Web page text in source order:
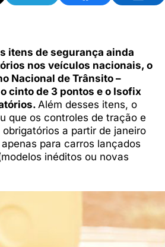
itens de segurança ainda
nos veículos nacionais, o
Nacional de Trânsito –
cinto de 3 pontos e o Isofix
Além desses itens, o
que os controles de tração e
a partir de janeiro
para carros lançados
inéditos ou novas